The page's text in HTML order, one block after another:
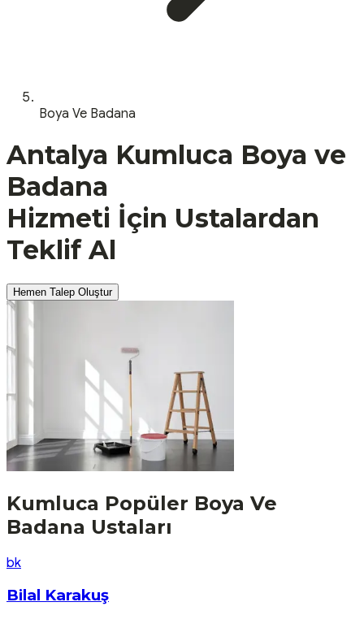
Boya Ve Badana
Antalya Kumluca Boya ve
Badana
Hizmeti İçin Ustalardan
Teklif Al
Hemen Talep Oluştur
Kumluca Popüler Boya Ve
Badana Ustaları
bk
Bilal Karakuş